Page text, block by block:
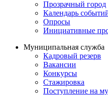
Прозрачный город
Календарь
Опросы
Инициативные
Муниципальная служба
Кадровый резерв
Вакансии
Конкурсы
Стажировка
Поступление на